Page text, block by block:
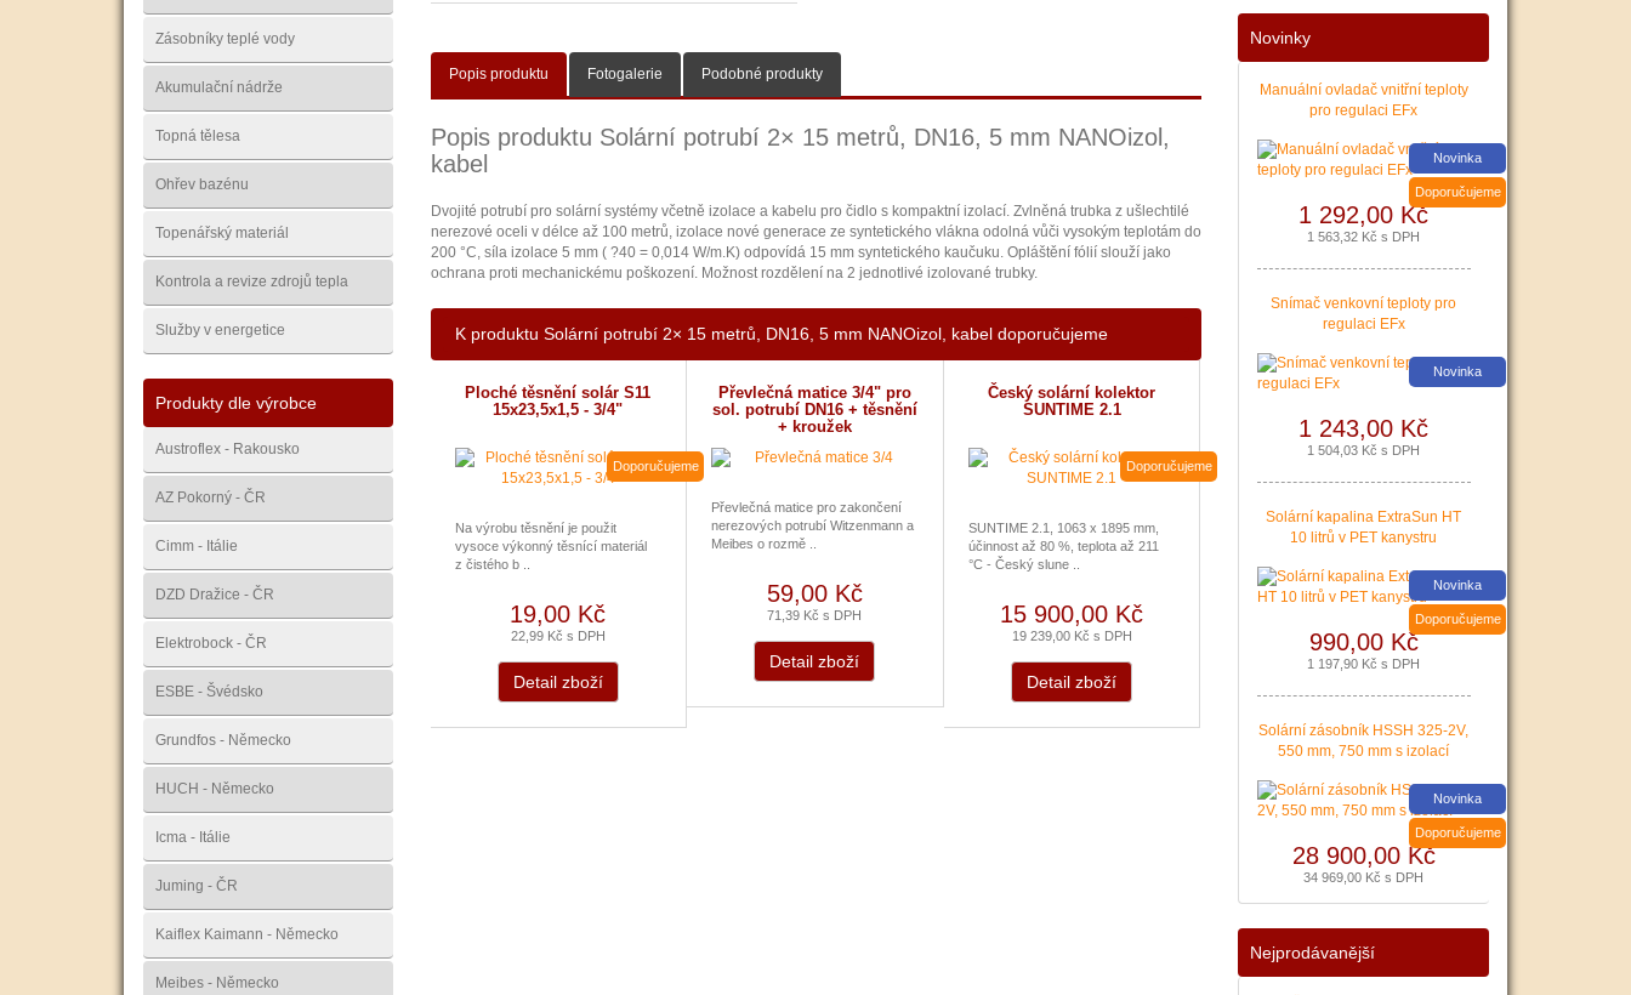
Zásobníky teplé vody
Akumulační nádrže
Topná tělesa
Ohřev bazénu
Topenářský materiál
Kontrola a revize zdrojů tepla
Služby v energetice
Produkty dle výrobce
Austroflex - Rakousko
AZ Pokorný - ČR
Cimm - Itálie
DZD Dražice - ČR
Elektrobock - ČR
ESBE - Švédsko
Grundfos - Německo
HUCH - Německo
Icma - Itálie
Juming - ČR
Kaiflex Kaimann - Německo
Meibes - Německo
Popis produktu Fotogalerie Podobné produkty
Popis produktu Solární potrubí 2× 15 metrů, DN16, 5 mm NANOizol,
kabel
Dvojité potrubí pro solární systémy včetně izolace a kabelu pro čidlo s kompaktní izolací. Zvlněná trubka z ušlechtilé
nerezové oceli v délce až 100 metrů, izolace nové generace ze syntetického vlákna odolná vůči vysokým teplotám do
200 °C, síla izolace 5 mm ( ?40 = 0,014 W/m.K) odpovídá 15 mm syntetického kaučuku. Opláštění fólií slouží jako
ochrana proti mechanickému poškození. Možnost rozdělení na 2 jednotlivé izolované trubky.
K produktu Solární potrubí 2× 15 metrů, DN16, 5 mm NANOizol, kabel doporučujeme
Ploché těsnění solár S11
15x23,5x1,5 - 3/4"
Doporučujeme
Na výrobu těsnění je použit
vysoce výkonný těsnící materiál
z čistého b ..
19,00 Kč
22,99 Kč s DPH
Detail zboží
Převlečná matice 3/4" pro
sol. potrubí DN16 + těsnění
+ kroužek
Převlečná matice pro zakončení
nerezových potrubí Witzenmann a
Meibes o rozmě ..
59,00 Kč
71,39 Kč s DPH
Detail zboží
Český solární kolektor
SUNTIME 2.1
Doporučujeme
SUNTIME 2.1, 1063 x 1895 mm,
účinnost až 80 %, teplota až 211
°C - Český slune ..
15 900,00 Kč
19 239,00 Kč s DPH
Detail zboží
Nové podmínky dotací na nové solární systémy,
Nová zelená úsporám a Kotlíkové dotace snadno s
Podávání žádostí o poslední Kotlíkové dotace v
|více zde ..
Novinky
Manuální ovladač vnitřní teploty
pro regulaci EFx
Novinka
Doporučujeme
1 292,00 Kč
1 563,32 Kč s DPH
Snímač venkovní teploty pro
regulaci EFx
Novinka
1 243,00 Kč
1 504,03 Kč s DPH
Solární kapalina ExtraSun HT
10 litrů v PET kanystru
Novinka
Doporučujeme
990,00 Kč
1 197,90 Kč s DPH
Solární zásobník HSSH 325-2V,
550 mm, 750 mm s izolací
Novinka
Doporučujeme
28 900,00 Kč
34 969,00 Kč s DPH
Nejprodávanější